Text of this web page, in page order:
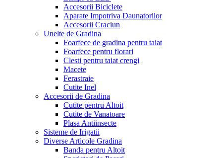
Accesorii Biciclete
Aparate Impotriva Daunatorilor
Accesorii Craciun
Unelte de Gradina
Foarfece de gradina pentru taiat
Foarfece pentru florari
Clesti pentru taiat crengi
Macete
Ferastraie
Cutite Inel
Accesorii de Gradina
Cutite pentru Altoit
Cutite de Vanatoare
Plasa Antiinsecte
Sisteme de Irigatii
Diverse Articole Gradina
Banda pentru Altoit